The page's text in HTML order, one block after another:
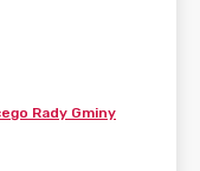
Rady Gminy